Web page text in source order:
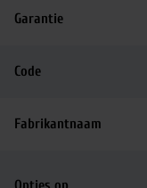
Garantie
Code
Fabrikantnaam